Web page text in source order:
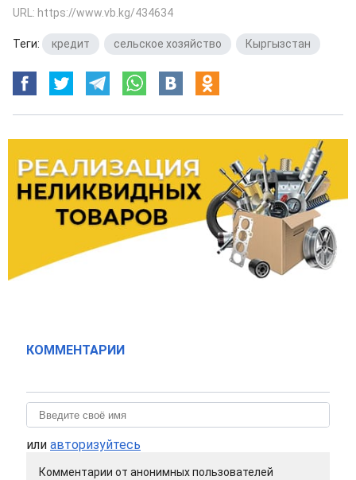
URL: https://www.vb.kg/434634
Теги: кредит сельское хозяйство Кыргызстан
КОММЕНТАРИИ
или авторизуйтесь
Комментарии от анонимных пользователей